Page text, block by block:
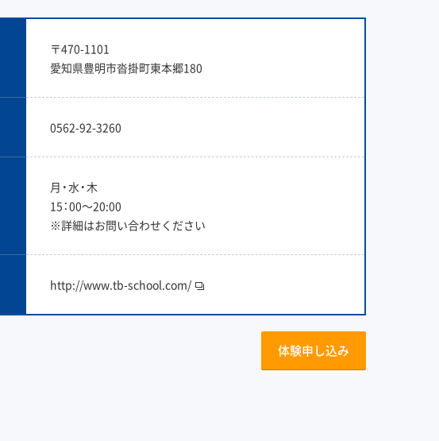
〒470-1101
愛知県豊明市沓掛町東本郷180
0562-92-3260
月・水・木
15：00〜20:00
※詳細はお問い合わせください
http://www.tb-school.com/
体験申し込み